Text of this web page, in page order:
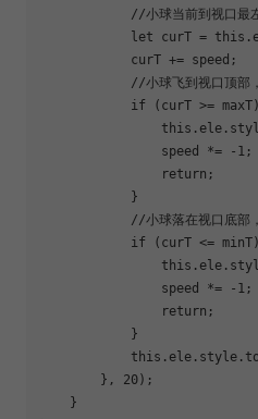
//小球当前到视口最
let curT = this
            curT += speed;
//小球飞到视口顶部
if (curT >=
this
                speed *=
-1 ;
return ;
            }
//小球落在视口底部
if (curT <=
this
                speed *=
-1 ;
return ;
            }
this
        },
20);
    }